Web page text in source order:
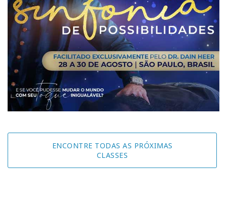
ENCONTRE TODAS AS PRÓXIMAS
CLASSES